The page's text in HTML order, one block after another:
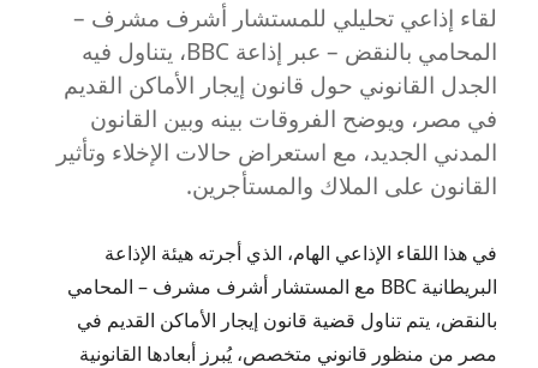
التأجير؟
لقاء إذاعي تحليلي للمستشار أشرف مشرف –
المحامي بالنقض – عبر إذاعة BBC، يتناول فيه
الجدل القانوني حول قانون إيجار الأماكن القديم
في مصر، ويوضح الفروقات بينه وبين القانون
المدني الجديد، مع استعراض حالات الإخلاء وتأثير
القانون على الملاك والمستأجرين.
في هذا اللقاء الإذاعي الهام، الذي أجرته هيئة الإذاعة
البريطانية BBC مع المستشار أشرف مشرف – المحامي
بالنقض، يتم تناول قضية قانون إيجار الأماكن القديم في
مصر من منظور قانوني متخصص، يُبرز أبعادها القانونية